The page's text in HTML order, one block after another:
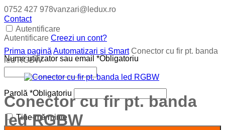
0752 427 978vanzari@ledux.ro
Contact
Autentificare
Autentificare Creezi un cont?
Nume utilizator sau email *Obligatoriu
Parolă *Obligatoriu
Ține-mă minte
Prima pagină Automatizari si Smart Conector cu fir pt. banda
led RGBW
Conector cu fir pt. banda
led RGBW